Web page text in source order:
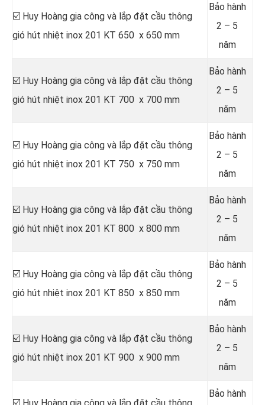
☑️ Huy Hoàng gia công và lắp đặt cầu thông
gió hút nhiệt inox 201 KT 650 x 650 mm
Bảo hành
2 – 5
năm
☑️ Huy Hoàng gia công và lắp đặt cầu thông
gió hút nhiệt inox 201 KT 700 x 700 mm
Bảo hành
2 – 5
năm
☑️ Huy Hoàng gia công và lắp đặt cầu thông
gió hút nhiệt inox 201 KT 750 x 750 mm
Bảo hành
2 – 5
năm
☑️ Huy Hoàng gia công và lắp đặt cầu thông
gió hút nhiệt inox 201 KT 800 x 800 mm
Bảo hành
2 – 5
năm
☑️ Huy Hoàng gia công và lắp đặt cầu thông
gió hút nhiệt inox 201 KT 850 x 850 mm
Bảo hành
2 – 5
năm
☑️ Huy Hoàng gia công và lắp đặt cầu thông
gió hút nhiệt inox 201 KT 900 x 900 mm
Bảo hành
2 – 5
năm
☑️ Huy Hoàng gia công và lắp đặt cầu thông
Bảo hành